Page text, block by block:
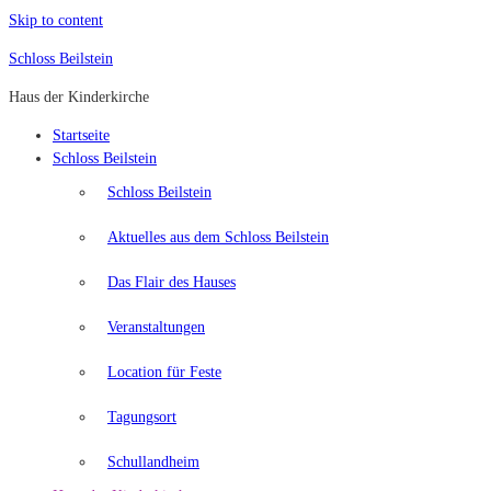
Skip to content
Schloss Beilstein
Haus der Kinderkirche
Startseite
Schloss Beilstein
Schloss Beilstein
Aktuelles aus dem Schloss Beilstein
Das Flair des Hauses
Veranstaltungen
Location für Feste
Tagungsort
Schullandheim